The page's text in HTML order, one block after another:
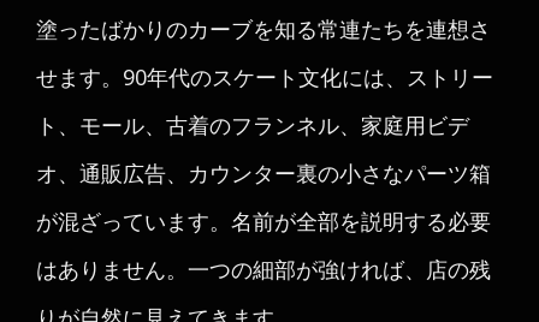
塗ったばかりのカーブを知る常連たちを連想さ
せます。90年代のスケート文化には、ストリー
ト、モール、古着のフランネル、家庭用ビデ
オ、通販広告、カウンター裏の小さなパーツ箱
が混ざっています。名前が全部を説明する必要
はありません。一つの細部が強ければ、店の残